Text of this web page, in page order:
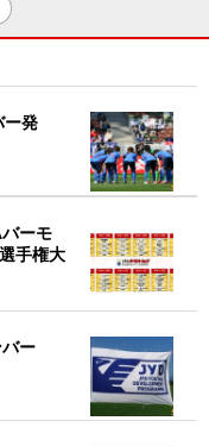
ー発
ーモ
手権大
ー